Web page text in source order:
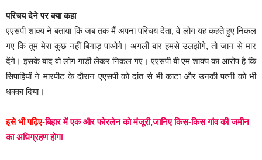
परिचय देने पर क्या कहा
एएसपी शाक्य ने बताया कि जब तक मैं अपना परिचय देता, वे लोग यह कहते हुए निकल
गए कि तुम मेरा कुछ नहीं बिगाड़ पाओगे। अगली बार हमसे उलझोगे, तो जान से मार
देंगे। इसके बाद वो लोग गाड़ी लेकर निकल गए। एएसपी बी एम शाक्य का आरोप है कि
सिपाहियों ने मारपीट के दौरान एएसपी को दांत से भी काटा और उनकी पत्नी को भी
धक्का दिया।
इसे भी पढ़िए-बिहार में एक और फोरलेन को मंजूरी,जानिए किस-किस गांव की जमीन
का अधिग्रहण होगा